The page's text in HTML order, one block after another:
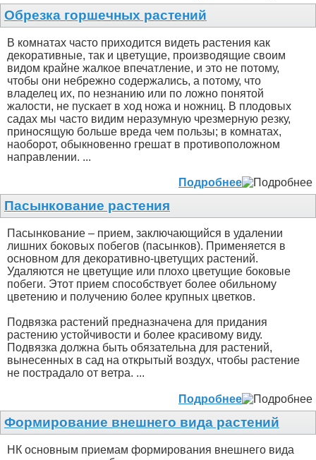
Обрезка горшечных растений
В комнатах часто приходится видеть растения как
декоративные, так и цветущие, производящие своим
видом крайне жалкое впечатление, и это не потому,
чтобы они небрежно содержались, а потому, что
владелец их, по незнанию или по ложно понятой
жалости, не пускает в ход ножа и ножниц. В плодовых
садах мы часто видим неразумную чрезмерную резку,
приносящую больше вреда чем пользы; в комнатах,
наоборот, обыкновенно грешат в противоположном
направлении. ...
Подробнее
Пасынкование растения
Пасынкование – прием, заключающийся в удалении
лишних боковых побегов (пасынков). Применяется в
основном для декоративно-цветущих растений.
Удаляются не цветущие или плохо цветущие боковые
побеги. Этот прием способствует более обильному
цветению и получению более крупных цветков.
Подвязка растений предназначена для придания
растению устойчивости и более красивому виду.
Подвязка должна быть обязательна для растений,
вынесенных в сад на открытый воздух, чтобы растение
не пострадало от ветра. ...
Подробнее
Формирование внешнего вида растений
НК основным приемам формирования внешнего вида